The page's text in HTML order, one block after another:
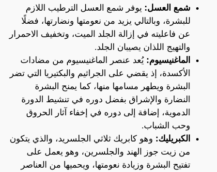
شمع العسل: يوفر شمع العسل الترطيب اللازم
للبشرة، وبالتالي يزيد من نعومتها ونضارتها، فضلًا
عن فاعليته في إزالة الجلد الميت، وتخفيف الاحمرار
والتهيج اللذان يصيبان الجلد.
الماغنيسيوم: يُعد عنصر الماغنيسيوم من مضادات
الأكسدة، إذ يقضي على الجراثيم والبكتيريا التي تضر
البشرة ويطهر مسامها منها، كما يمنح البشرة
النضارة والإشراق بفضل دوره في تنشيط الدورة
الدموية، إضافة إلى دوره في إخفاء آثار الحروق
وحب الشباب.
الكبريليك: وهو كابريك ثلاثي الجلسريد، والذي يتكون
من زيت جوز الهند والجلسرين، وهو يعمل على
تفتيح البشرة وزيادة نعومتها، ويحميها من العناصر